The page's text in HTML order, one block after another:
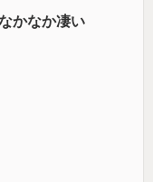
かなか凄い